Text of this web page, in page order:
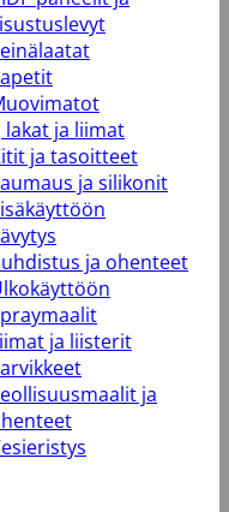
lakat ja liimat
ja tasoitteet
ja silikonit
ja ohenteet
ja liisterit
ja